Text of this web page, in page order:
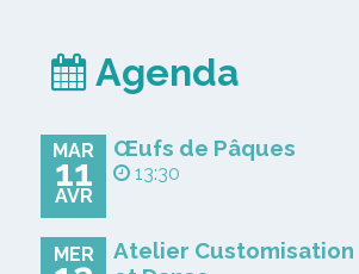
Agenda
MAR
11
AVR
Œufs de Pâques
13:30
MER
Atelier Customisation